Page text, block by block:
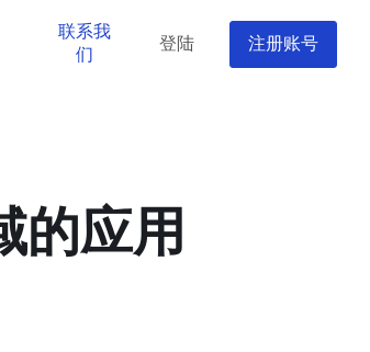
联系我
们
登陆 注册账号
的应用